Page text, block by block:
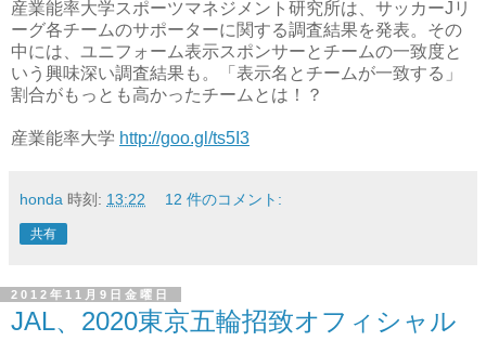
産業能率大学スポーツマネジメント研究所は、サッカーJリ
ーグ各チームのサポーターに関する調査結果を発表。その
中には、ユニフォーム表示スポンサーとチームの一致度と
いう興味深い調査結果も。「表示名とチームが一致する」
割合がもっとも高かったチームとは！？
産業能率大学 http://goo.gl/ts5I3
honda 時刻: 13:22 12 件のコメント:
共有
2012年11月9日金曜日
JAL、2020東京五輪招致オフィシャル